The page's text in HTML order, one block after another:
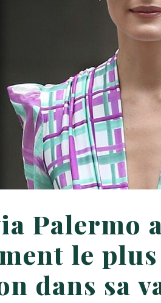
Palermo
le
dans sa